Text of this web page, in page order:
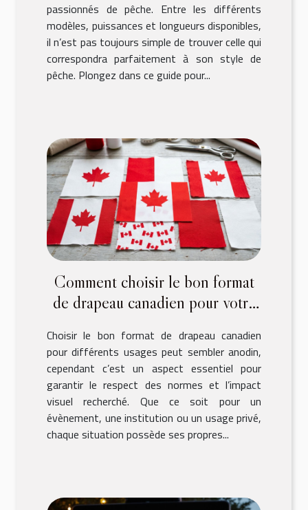
passionnés de pêche. Entre les différents
modèles, puissances et longueurs disponibles,
il n’est pas toujours simple de trouver celle qui
correspondra parfaitement à son style de
pêche. Plongez dans ce guide pour...
Comment choisir le bon format
de drapeau canadien pour votre
Choisir le bon format de drapeau canadien
pour différents usages peut sembler anodin,
cependant c’est un aspect essentiel pour
garantir le respect des normes et l’impact
visuel recherché. Que ce soit pour un
évènement, une institution ou un usage privé,
chaque situation possède ses propres...